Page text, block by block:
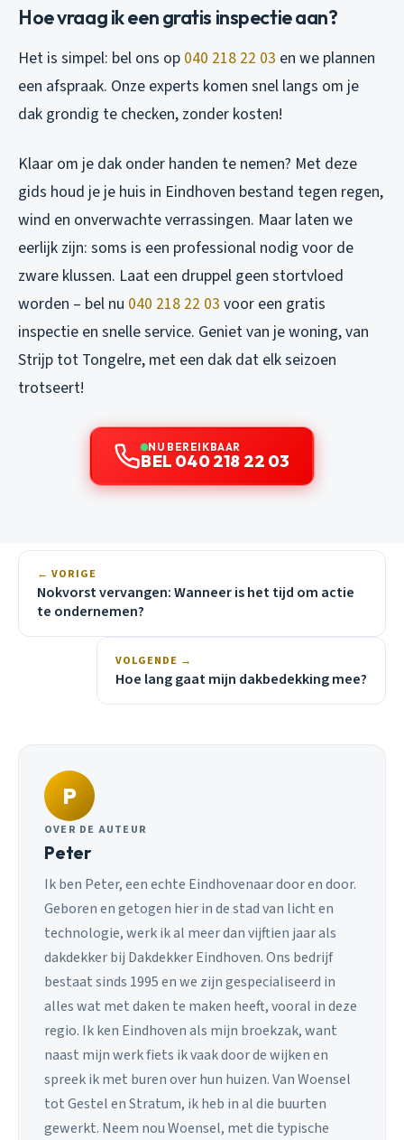
Hoe vraag ik een gratis inspectie aan?
Het is simpel: bel ons op 040 218 22 03 en we plannen
een afspraak. Onze experts komen snel langs om je
dak grondig te checken, zonder kosten!
Klaar om je dak onder handen te nemen? Met deze
gids houd je je huis in Eindhoven bestand tegen regen,
wind en onverwachte verrassingen. Maar laten we
eerlijk zijn: soms is een professional nodig voor de
zware klussen. Laat een druppel geen stortvloed
worden – bel nu 040 218 22 03 voor een gratis
inspectie en snelle service. Geniet van je woning, van
Strijp tot Tongelre, met een dak dat elk seizoen
trotseert!
NU BEREIKBAAR
BEL 040 218 22 03
← VORIGE
Nokvorst vervangen: Wanneer is het tijd om actie
te ondernemen?
VOLGENDE →
Hoe lang gaat mijn dakbedekking mee?
P
OVER DE AUTEUR
Peter
Ik ben Peter, een echte Eindhovenaar door en door.
Geboren en getogen hier in de stad van licht en
technologie, werk ik al meer dan vijftien jaar als
dakdekker bij Dakdekker Eindhoven. Ons bedrijf
bestaat sinds 1995 en we zijn gespecialiseerd in
alles wat met daken te maken heeft, vooral in deze
regio. Ik ken Eindhoven als mijn broekzak, want
naast mijn werk fiets ik vaak door de wijken en
spreek ik met buren over hun huizen. Van Woensel
tot Gestel en Stratum, ik heb in al die buurten
gewerkt. Neem nou Woensel, met die typische